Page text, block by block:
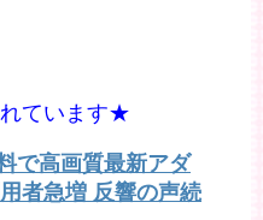
ています★
で高画質最新アダ
者急増 反響の声続